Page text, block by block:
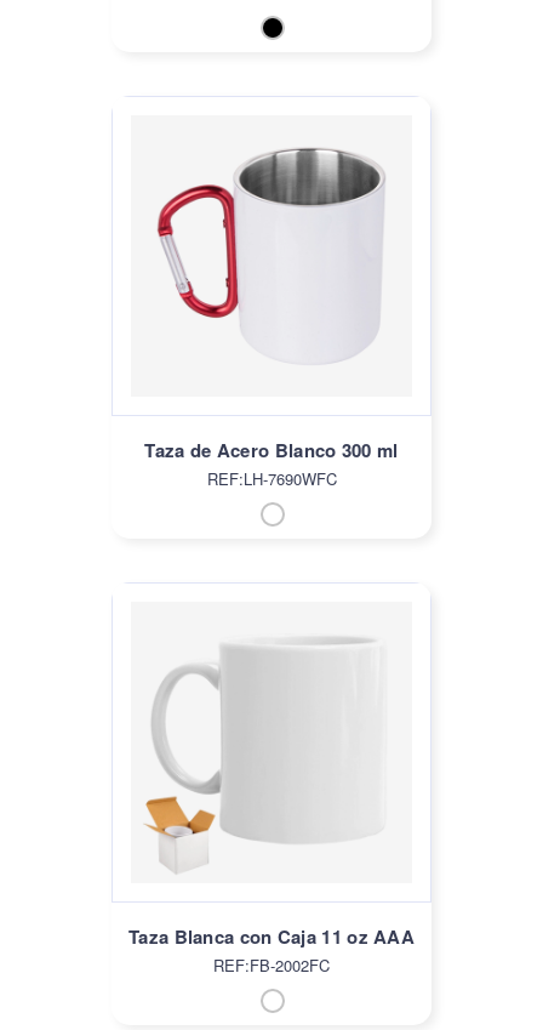
Taza de Acero Blanco 300 ml
REF:LH-7690WFC
Taza Blanca con Caja 11 oz AAA
REF:FB-2002FC